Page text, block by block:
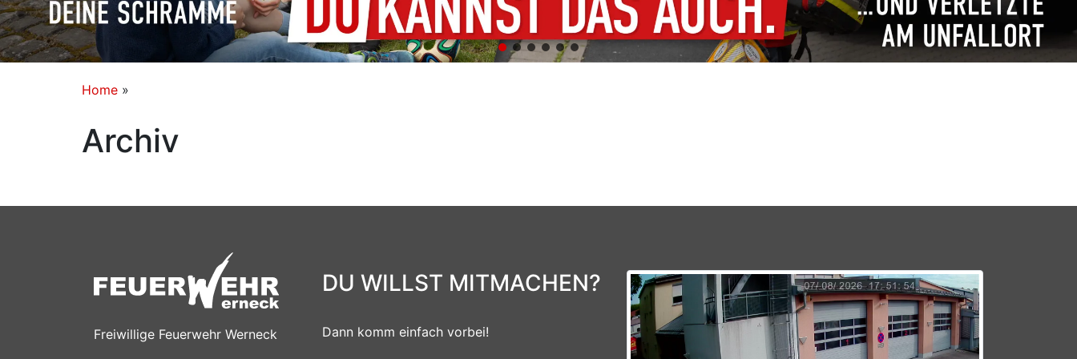
Home »
Archiv
Freiwillige Feuerwehr Werneck
DU WILLST MITMACHEN?
Dann komm einfach vorbei!